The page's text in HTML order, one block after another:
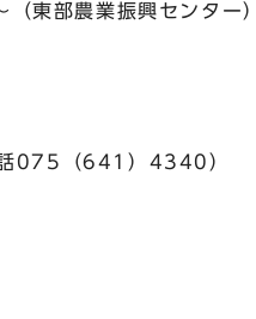
東部農業振興センター）
075（641）4340）